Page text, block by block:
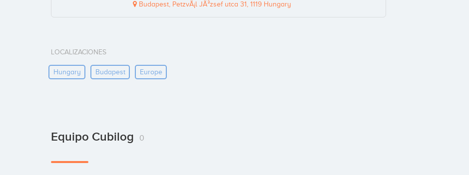
Budapest, PetzvÃ¡l JÃ³zsef utca 31, 1119 Hungary
LOCALIZACIONES
Hungary Budapest Europe
Equipo Cubilog 0